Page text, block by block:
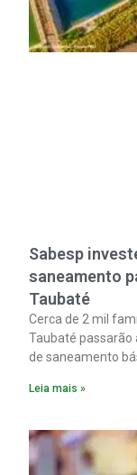
Sabesp
saneamento
Taubaté
Cerca de 2 mil
Taubaté passarão
de saneamento
milhões.
Leia mais »